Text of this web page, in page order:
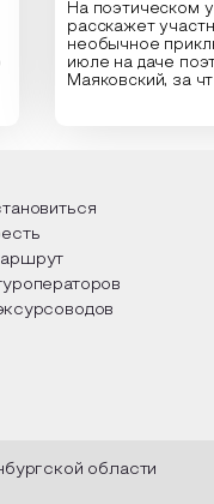
На поэтическом
расскажет
необычное
июле на даче
Маяковский, за
Твардовского и
каждой строчке
восхищение
яркому времени
области